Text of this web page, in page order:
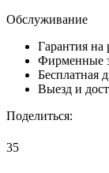
Обслуживание
Гарантия на
Фирменные
Бесплатная
Выезд и
Поделиться:
35